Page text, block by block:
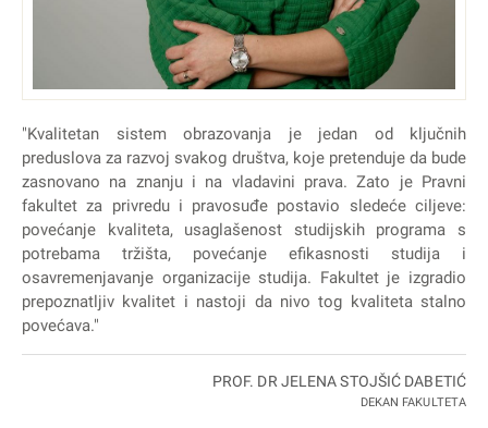
"Kvalitetan sistem obrazovanja je jedan od ključnih
preduslova za razvoj svakog društva, koje pretenduje da bude
zasnovano na znanju i na vladavini prava. Zato je Pravni
fakultet za privredu i pravosuđe postavio sledeće ciljeve:
povećanje kvaliteta, usaglašenost studijskih programa s
potrebama tržišta, povećanje efikasnosti studija i
osavremenjavanje organizacije studija. Fakultet je izgradio
prepoznatljiv kvalitet i nastoji da nivo tog kvaliteta stalno
povećava."
PROF. DR JELENA STOJŠIĆ DABETIĆ
DEKAN FAKULTETA